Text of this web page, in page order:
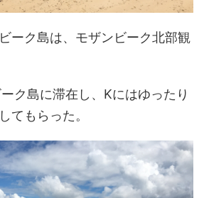
ーク島は、モザンビーク北部観
ク島に滞在し、Kにはゆったり
てもらった。